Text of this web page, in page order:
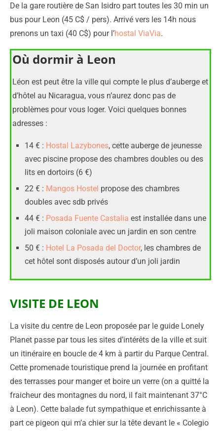
De la gare routière de San Isidro part toutes les 30 min un
bus pour Leon (45 C$ / pers). Arrivé vers les 14h nous
prenons un taxi (40 C$) pour l’hostal ViaVia.
Où dormir à Leon
Léon est peut être la ville qui compte le plus d’auberge et
d’hôtel au Nicaragua, vous n’aurez donc pas de
problèmes pour vous loger. Voici quelques bonnes
adresses :
14 € : Hostal Lazybones, cette auberge de jeunesse
avec piscine propose des chambres doubles ou des
lits en dortoirs (6 €)
22 € : Mangos Hostel propose des chambres
doubles avec sdb privés
44 € : Posada Fuente Castalia est installée dans une
joli maison coloniale avec un jardin en son centre
50 € : Hotel La Posada del Doctor, les chambres de
cet hôtel sont disposés autour d’un joli jardin
VISITE DE LEON
La visite du centre de Leon proposée par le guide Lonely
Planet passe par tous les sites d’intérêts de la ville et suit
un itinéraire en boucle de 4 km à partir du Parque Central.
Cette promenade touristique prend la journée en profitant
des terrasses pour manger et boire un verre (on a quitté la
fraicheur des montagnes du nord, il fait maintenant 37°C
à Leon). Cette balade fut sympathique et enrichissante à
part ce pigeon qui m’a chier sur la tête devant le « Colegio